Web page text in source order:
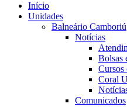
Início
Unidades
Balneário Camboriú
Notícias
Bolsas
Cursos
Coral
Comunicados